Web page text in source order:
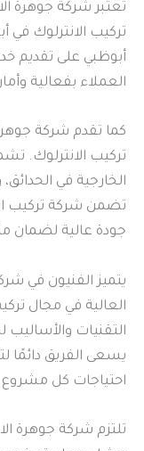
تعتبر شركة جوهرة
تركيب الانترلوك
أبوظبي على تقديم
العملاء بفعالية
كما تقدم شركة
تركيب الانترلوك.
الخارجية في
تضمن شركة تركيب
جودة عالية لضمان
يتميز الفنيون في
العالية في مجال
التقنيات
يسعى الفريق
احتياجات كل مشروع.
تلتزم شركة جوهرة